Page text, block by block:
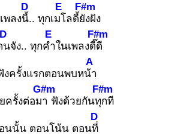
พลงนี้.
D
. ทุกเมโ
E
ลดี้ยัง
F#m
ฝัง
น
D
จัง.. ทุกคำ
E
ในเพลงดี๊ดี
F#m
งครั้งแรกตอนพบหน้า
A
ครั้งต่อมา
G#m
ฟังด้วยกันทุก
F#m
ที
นนั้น ตอนโน้น ตอนที่
D